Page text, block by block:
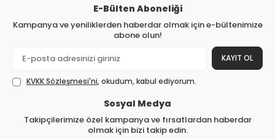
E-Bülten Aboneliği
Kampanya ve yeniliklerden haberdar olmak için e-bültenimize
abone olun!
KAYIT OL
KVKK Sözleşmesi'ni, okudum, kabul ediyorum.
Sosyal Medya
Takipçilerimize özel kampanya ve fırsatlardan haberdar
olmak için bizi takip edin.